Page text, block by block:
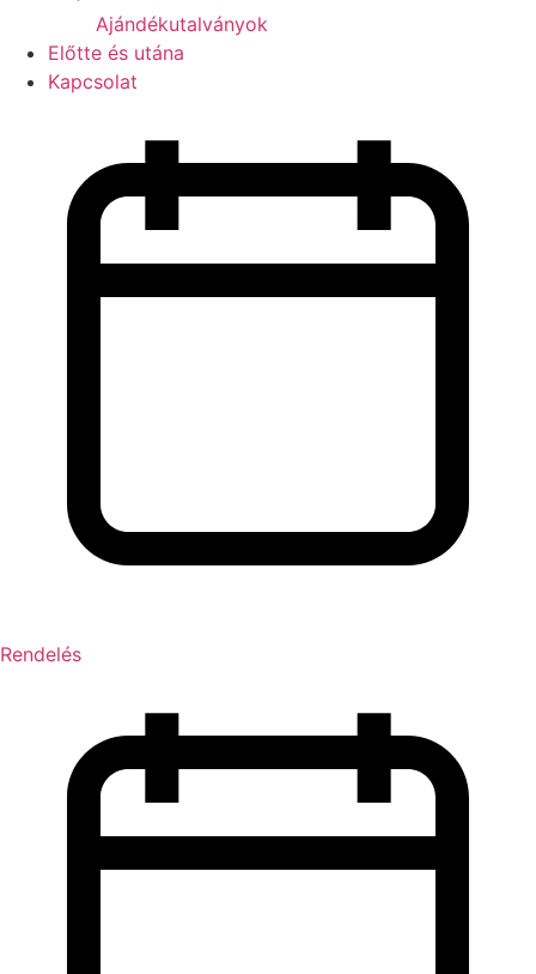
Ajándékutalványok
Előtte és utána
Kapcsolat
Rendelés